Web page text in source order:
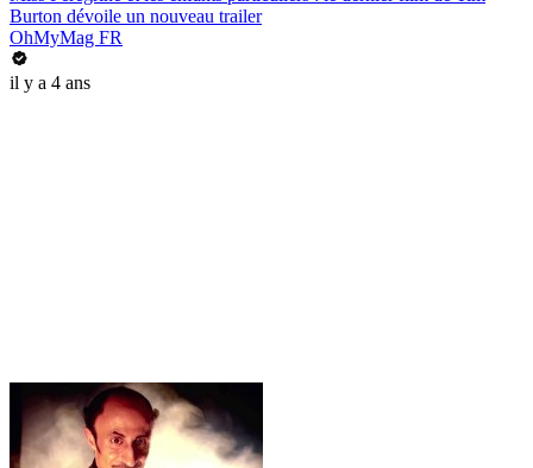
Burton dévoile un nouveau trailer
OhMyMag FR
il y a 4 ans